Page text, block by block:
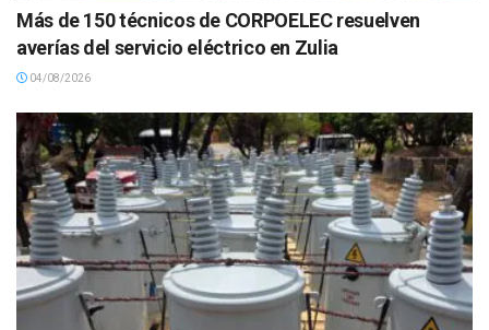
Más de 150 técnicos de CORPOELEC resuelven
averías del servicio eléctrico en Zulia
04/08/2026